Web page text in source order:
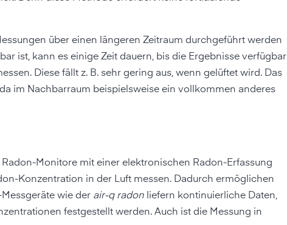
über einen längeren Zeitraum durchgeführt werden
ist, kann es einige Zeit dauern, bis die Ergebnisse verfügbar
Diese fällt z. B. sehr gering aus, wenn gelüftet wird. Das
im Nachbarraum beispielsweise ein vollkommen anderes
Monitore mit einer elektronischen Radon-Erfassung
Konzentration in der Luft messen. Dadurch ermöglichen
wie der air-q radon liefern kontinuierliche Daten,
festgestellt werden. Auch ist die Messung in